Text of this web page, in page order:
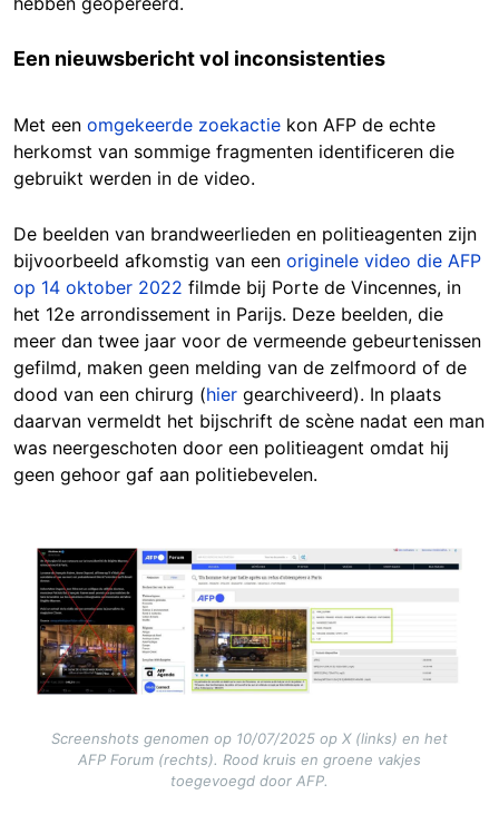
Een nieuwsbericht vol inconsistenties
Met een omgekeerde zoekactie kon AFP de echte
herkomst van sommige fragmenten identificeren die
gebruikt werden in de video.
De beelden van brandweerlieden en politieagenten zijn
bijvoorbeeld afkomstig van een originele video die AFP
op 14 oktober 2022 filmde bij Porte de Vincennes, in
het 12e arrondissement in Parijs. Deze beelden, die
meer dan twee jaar voor de vermeende gebeurtenissen
gefilmd, maken geen melding van de zelfmoord of de
dood van een chirurg (hier gearchiveerd). In plaats
daarvan vermeldt het bijschrift de scène nadat een man
was neergeschoten door een politieagent omdat hij
geen gehoor gaf aan politiebevelen.
Image
Screenshots genomen op 10/07/2025 op X (links) en het
AFP Forum (rechts). Rood kruis en groene vakjes
toegevoegd door AFP.